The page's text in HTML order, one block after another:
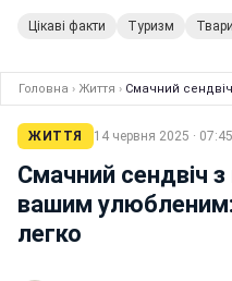
Цікаві факти Туризм
Головна › Життя › Смачний
ЖИТТЯ 14 червня 2025 · 07:45
Смачний сендвіч з
вашим
легко